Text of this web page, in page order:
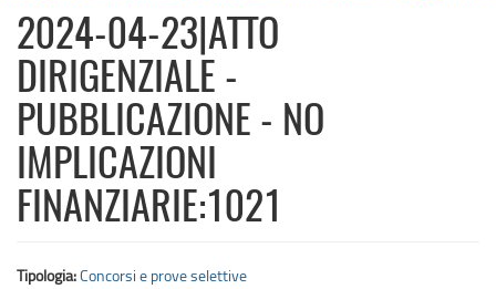
2024-04-23|ATTO
DIRIGENZIALE -
PUBBLICAZIONE - NO
IMPLICAZIONI
FINANZIARIE:1021
Tipologia:Concorsi e prove selettive